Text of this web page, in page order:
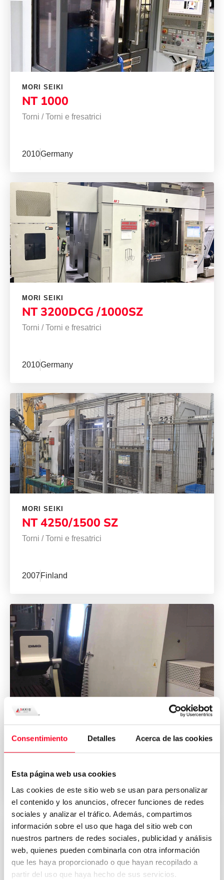
Consentimiento Detalles Acerca de las cookies
Esta página web usa cookies
Las cookies de este sitio web se usan para personalizar
el contenido y los anuncios, ofrecer funciones de redes
sociales y analizar el tráfico. Además, compartimos
información sobre el uso que haga del sitio web con
nuestros partners de redes sociales, publicidad y análisis
web, quienes pueden combinarla con otra información
que les haya proporcionado o que hayan recopilado a
partir del uso que haya hecho de sus servicios.
MORI SEIKI
NT 1000
Torni /Torni e fresatrici
2010Germany
MORI SEIKI
NT 3200DCG /1000SZ
Torni /Torni e fresatrici
2010Germany
MORI SEIKI
NT 4250/1500 SZ
Torni /Torni e fresatrici
2007 Finland
CTX gamma 1250TC
Germany